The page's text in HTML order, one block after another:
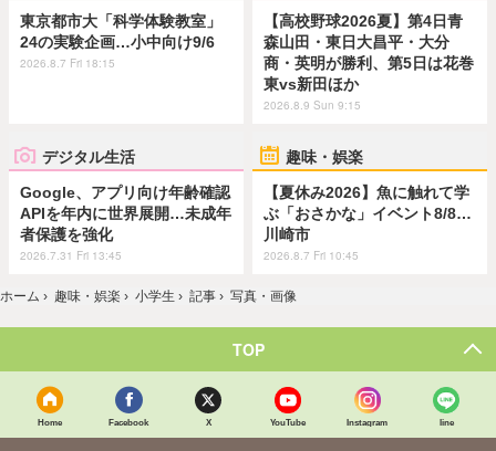
東京都市大「科学体験教室」
24の実験企画…小中向け9/6
2026.8.7 Fri 18:15
【高校野球2026夏】第4日青
森山田・東日大昌平・大分
商・英明が勝利、第5日は花巻
東vs新田ほか
2026.8.9 Sun 9:15
デジタル生活
Google、アプリ向け年齢確認
APIを年内に世界展開…未成年
者保護を強化
2026.7.31 Fri 13:45
趣味・娯楽
【夏休み2026】魚に触れて学
ぶ「おさかな」イベント8/8…
川崎市
2026.8.7 Fri 10:45
ホーム › 趣味・娯楽 › 小学生 › 記事 › 写真・画像
TOP
Home Facebook X YouTube Instagram line